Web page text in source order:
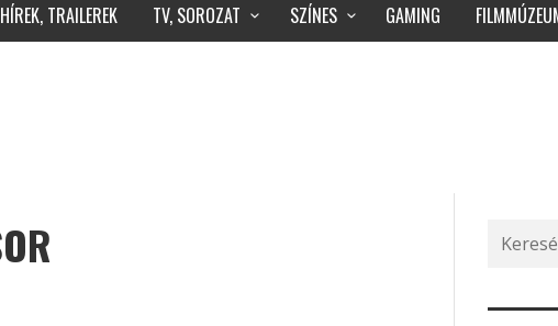
HÍREK, TRAILEREK TV, SOROZAT SZÍNES GAMING
Search
for: